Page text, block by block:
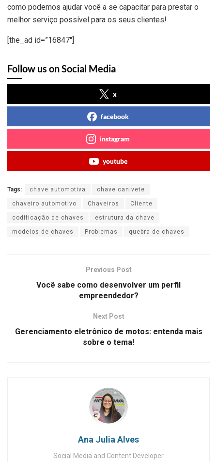
como podemos ajudar você a se capacitar para prestar o
melhor serviço possível para os seus clientes!
[the_ad id=”16847″]
Follow us on Social Media
x
facebook
instagram
youtube
Tags: chave automotiva chave canivete
chaveiro automotivo Chaveiros Cliente
codificação de chaves estrutura da chave
modelos de chaves Problemas quebra de chaves
Previous Post
Você sabe como desenvolver um perfil
empreendedor?
Next Post
Gerenciamento eletrônico de motos: entenda mais
sobre o tema!
Ana Julia Alves
Social Media and Content Developer